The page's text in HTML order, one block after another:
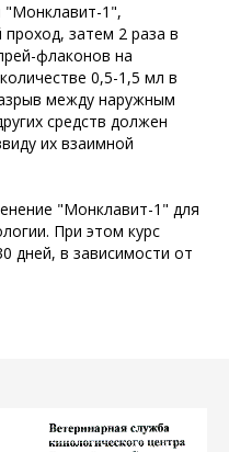
1",
затем 2 раза в
флаконов на
0,5-1,5 мл в
между наружным
средств должен
их взаимной
"Монклавит-1" для
При этом курс
дней, в зависимости от